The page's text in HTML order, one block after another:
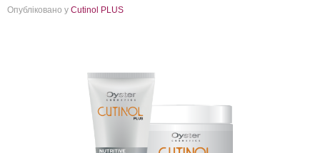
Опубліковано у Cutinol PLUS